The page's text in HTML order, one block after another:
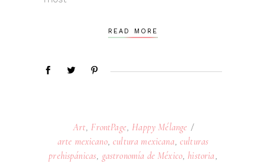
READ MORE
Art FrontPage Happy Mélange
arte mexicano,cultura mexicana ,culturas
prehispánicas gastronomía de México historia